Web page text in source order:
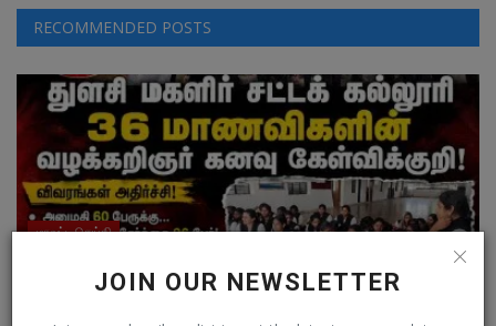
JOIN OUR NEWSLETTER
RECOMMENDED POSTS
மாவட்ட செய்தி
அங்கீகாரம்...